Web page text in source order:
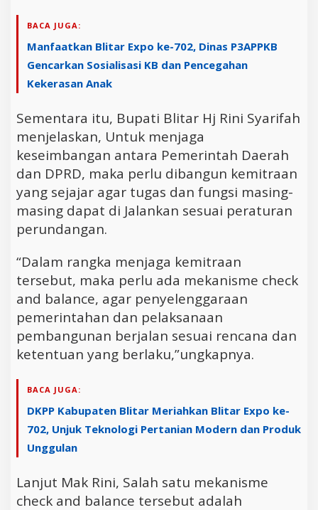
BACA JUGA:
Manfaatkan Blitar Expo ke-702, Dinas P3APPKB
Gencarkan Sosialisasi KB dan Pencegahan
Kekerasan Anak
Sementara itu, Bupati Blitar Hj Rini Syarifah
menjelaskan, Untuk menjaga
keseimbangan antara Pemerintah Daerah
dan DPRD, maka perlu dibangun kemitraan
yang sejajar agar tugas dan fungsi masing-
masing dapat di Jalankan sesuai peraturan
perundangan.
“Dalam rangka menjaga kemitraan
tersebut, maka perlu ada mekanisme check
and balance, agar penyelenggaraan
pemerintahan dan pelaksanaan
pembangunan berjalan sesuai rencana dan
ketentuan yang berlaku,”ungkapnya.
BACA JUGA:
DKPP Kabupaten Blitar Meriahkan Blitar Expo ke-
702, Unjuk Teknologi Pertanian Modern dan Produk
Unggulan
Lanjut Mak Rini, Salah satu mekanisme
check and balance tersebut adalah